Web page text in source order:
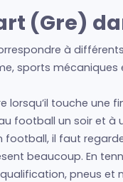
(Gre)
à
sports
lorsqu’il touche une
football un soir et à
football, il faut
beaucoup. En
pneus